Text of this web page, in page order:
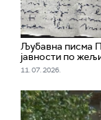
Љубавна писма
јавности по
11. 07. 2026.